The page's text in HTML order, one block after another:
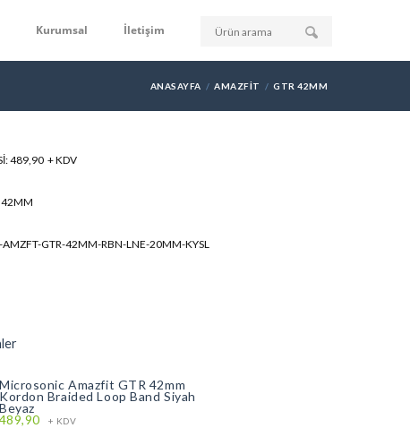
Kurumsal İletişim
ANASAYFA AMAZFIT GTR 42MM
489,90 + KDV
42MM
AMZFT-GTR-42MM-RBN-LNE-20MM-KYSL
Microsonic Amazfit GTR 42mm
Kordon Braided Loop Band Siyah
Beyaz
489,90 + KDV